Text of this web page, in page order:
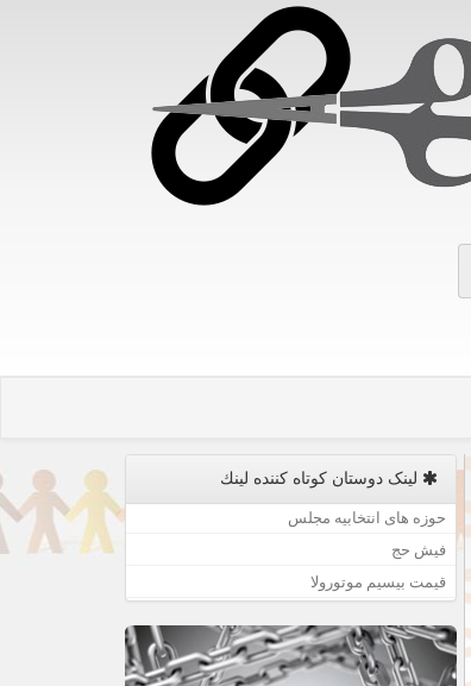
لینک دوستان كوتاه كننده لینك
حوزه های انتخابیه مجلس
فیش حج
قیمت بیسیم موتورولا